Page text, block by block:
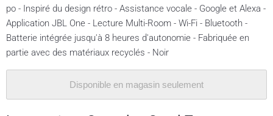
po - Inspiré du design rétro - Assistance vocale - Google et Alexa -
Application JBL One - Lecture Multi-Room - Wi-Fi - Bluetooth -
Batterie intégrée jusqu'à 8 heures d'autonomie - Fabriquée en
partie avec des matériaux recyclés - Noir
Disponible en magasin seulement